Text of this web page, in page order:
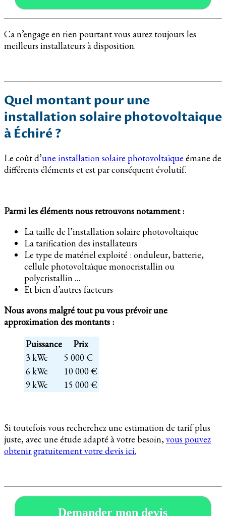
Ca n’engage en rien pourtant vous aurez toujours les
meilleurs installateurs à disposition.
Quel montant pour une
installation solaire photovoltaique
à Échiré ?
Le coût d’une installation solaire photovoltaïque émane de
différents éléments et est par conséquent évolutif.
Parmi les éléments nous retrouvons notamment :
La taille de l’installation solaire photovoltaique
La tarification des installateurs
Le type de matériel exploité : onduleur, batterie,
cellule photovoltaïque monocristallin ou
polycristallin …
Et bien d’autres facteurs
Nous avons malgré tout pu vous prévoir une
approximation des montants :
Puissance
Prix
3 kWc
5 000 €
6 kWc
10 000 €
9 kWc
15 000 €
Si toutefois vous recherchez une estimation de tarif plus
juste, avec une étude adapté à votre besoin,vous pouvez
obtenir gratuitement votre devis ici.
Demander mon devis